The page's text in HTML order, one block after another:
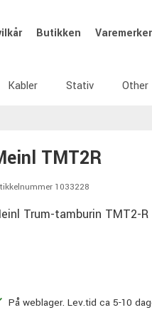
Butikken Varemerker
Kabler Stativ Other
TMT2R
1033228
Trum-tamburin TMT2-R
På weblager. Lev.tid ca 5-10